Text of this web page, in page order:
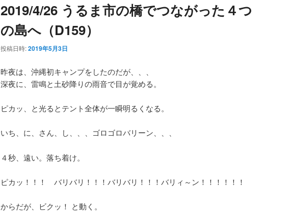
2019/4/26 うるま市の橋でつながった４つ
の島へ（D159）
投稿日時:2019年5月3日
昨夜は、沖縄初キャンプをしたのだが、、、
深夜に、雷鳴と土砂降りの雨音で目が覚める。
ピカッ、と光るとテント全体が一瞬明るくなる。
いち、に、さん、し、、、ゴロゴロバリーン、、、
４秒、遠い。落ち着け。
ピカッ！！！ バリバリ！！！バリバリ！！！バリィ～ン！！！！！！
からだが、ビクッ！ と動く。